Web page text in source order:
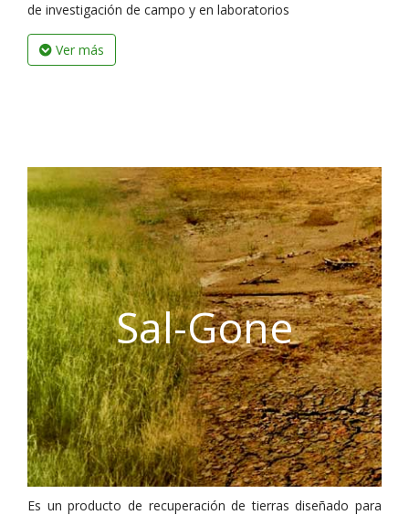
de investigación de campo y en laboratorios
Ver más
Sal-Gone
Es un producto de recuperación de tierras diseñado para